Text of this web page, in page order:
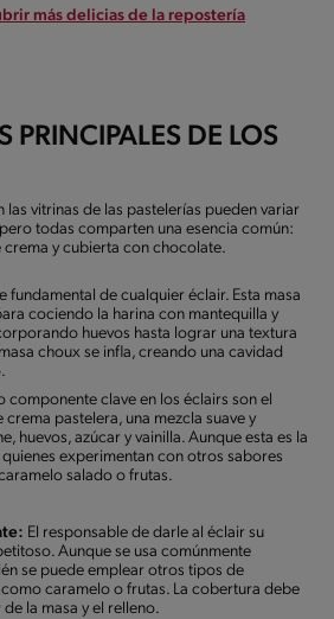
más delicias de la repostería
PRINCIPALES DE LOS
las vitrinas de las pastelerías pueden variar
todas comparten una esencia común:
crema y cubierta con chocolate.
fundamental de cualquier éclair. Esta masa
cociendo la harina con mantequilla y
huevos hasta lograr una textura
choux se infla, creando una cavidad
componente clave en los éclairs son el
crema pastelera, una mezcla suave y
huevos, azúcar y vainilla. Aunque esta es la
experimentan con otros sabores
salado o frutas.
El responsable de darle al éclair su
Aunque se usa comúnmente
se puede emplear otros tipos de
caramelo o frutas. La cobertura debe
la masa y el relleno.